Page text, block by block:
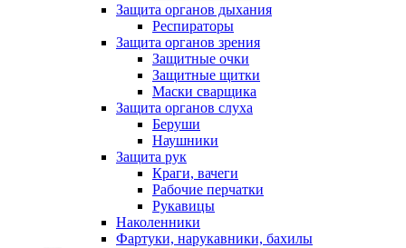
Защита органов дыхания
Респираторы
Защита органов зрения
Защитные очки
Защитные щитки
Маски сварщика
Защита органов слуха
Беруши
Наушники
Защита рук
Краги, вачеги
Рабочие перчатки
Рукавицы
Наколенники
Фартуки, нарукавники, бахилы